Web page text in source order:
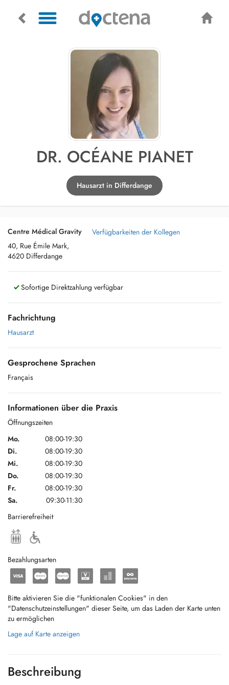
DR. OCÉANE PIANET
Hausarzt in Differdange
Centre Médical Gravity
40, Rue Émile Mark,
4620 Differdange
Verfügbarkeiten der Kollegen
Sofortige Direktzahlung verfügbar
Fachrichtung
Hausarzt
Gesprochene Sprachen
Français
Informationen über die Praxis
Öffnungszeiten
Mo.
08:00-19:30
Di.
08:00-19:30
Mi.
08:00-19:30
Do.
08:00-19:30
Fr.
08:00-19:30
Sa.
09:30-11:30
Barrierefreiheit
Bezahlungsarten
Bitte aktivieren Sie die "funktionalen Cookies" in den
"Datenschutzeinstellungen" dieser Seite, um das Laden der Karte unten
zu ermöglichen
Lage auf Karte anzeigen
Beschreibung